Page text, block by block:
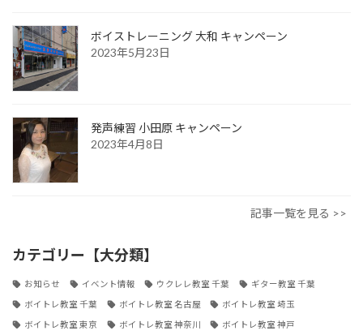
ボイストレーニング 大和 キャンペーン
2023年5月23日
発声練習 小田原 キャンペーン
2023年4月8日
記事一覧を見る >>
カテゴリー【大分類】
お知らせ イベント情報 ウクレレ教室 千葉 ギター教室 千葉
ボイトレ教室 千葉 ボイトレ教室 名古屋 ボイトレ教室 埼玉
ボイトレ教室 東京 ボイトレ教室 神奈川 ボイトレ教室 神戸